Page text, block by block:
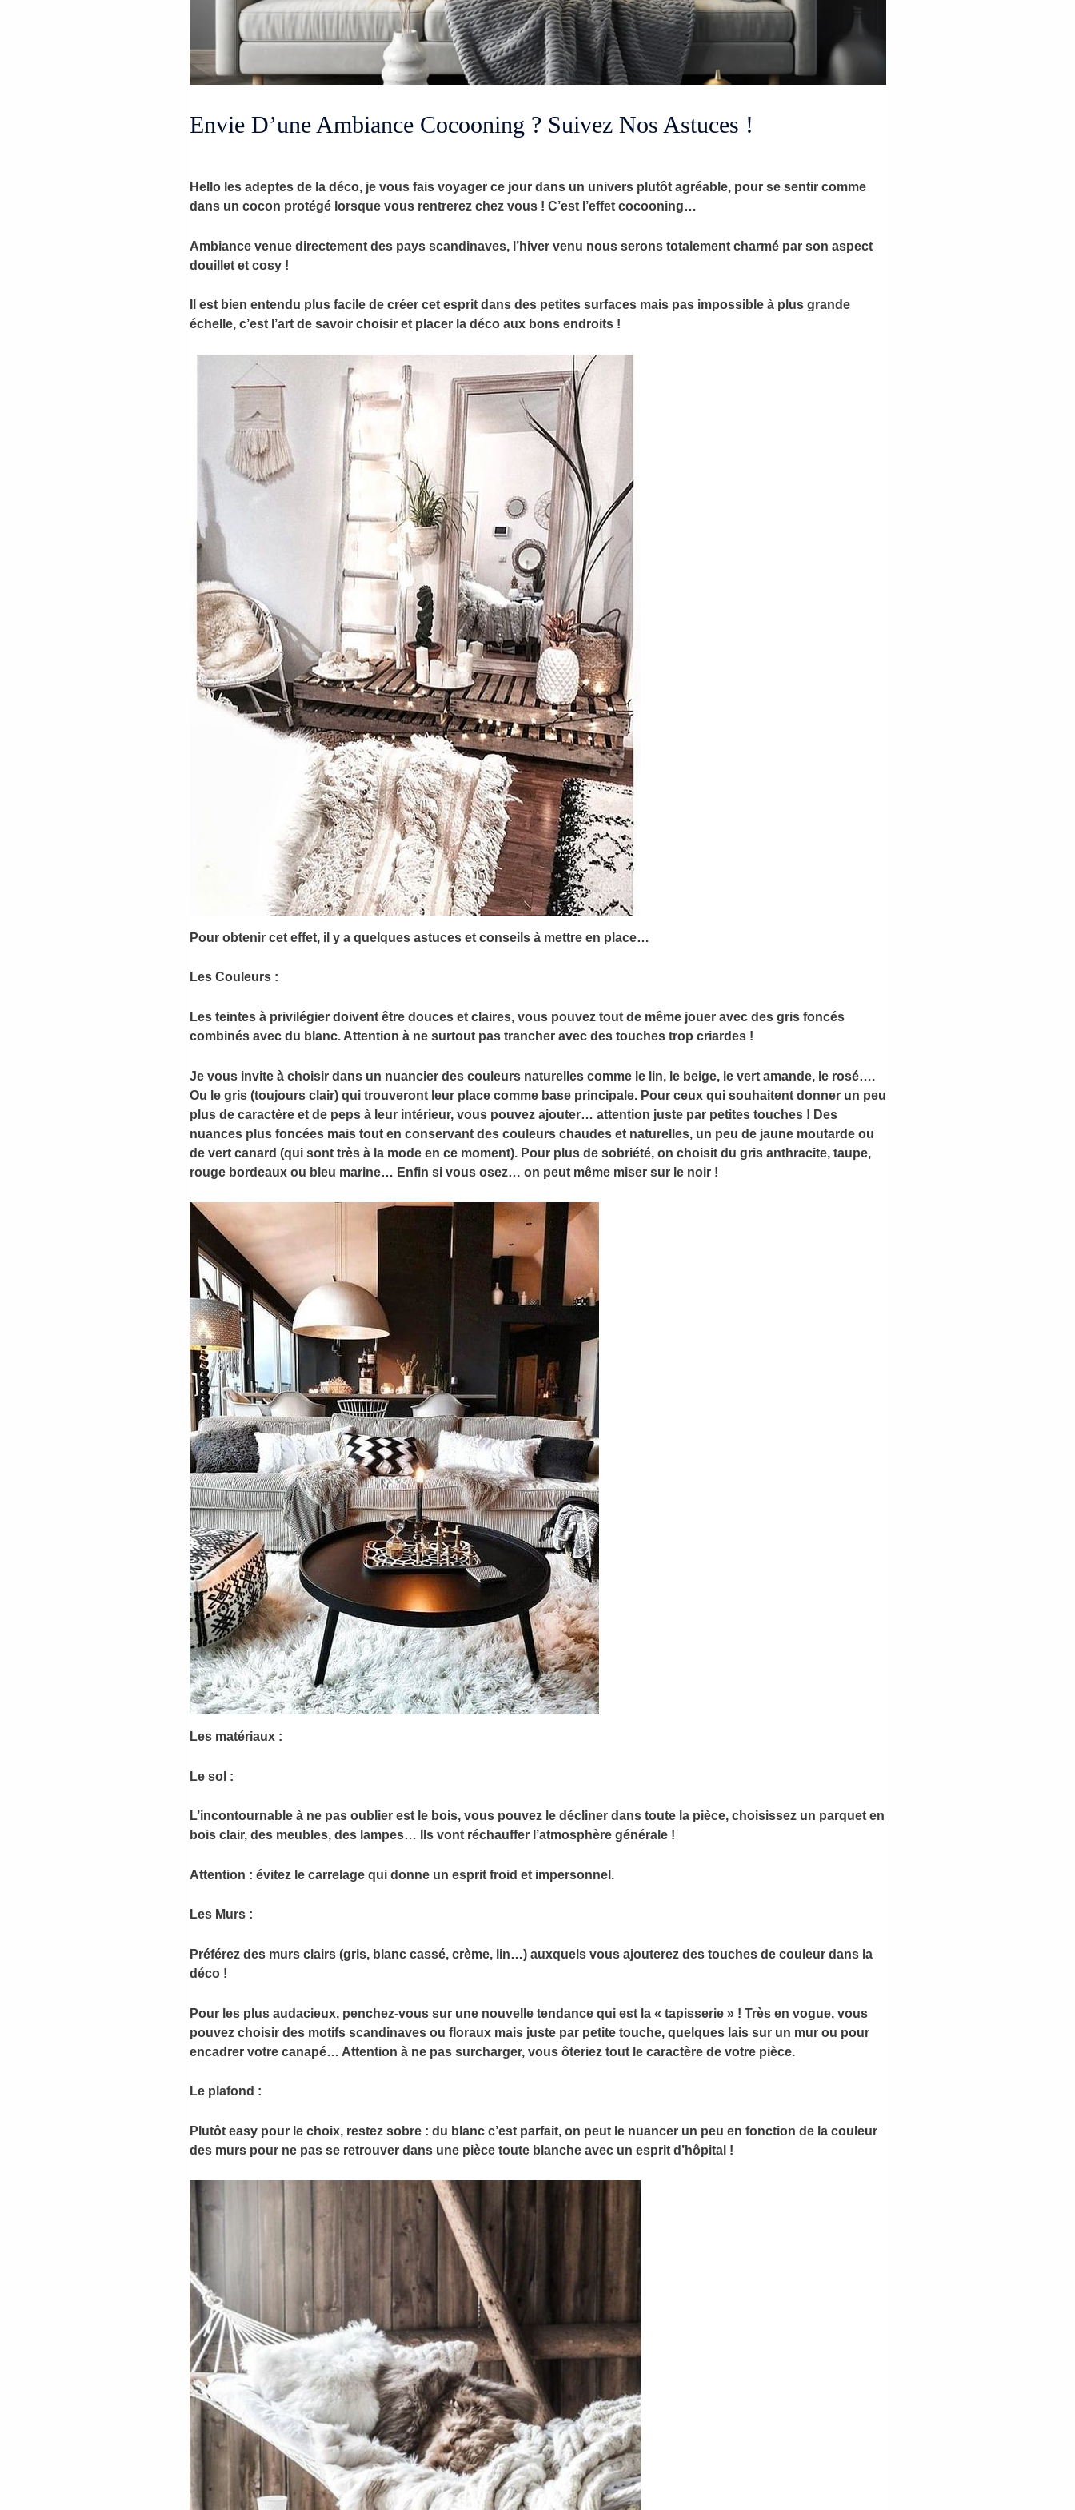
Envie D’une Ambiance Cocooning ? Suivez Nos Astuces !
Hello les adeptes de la déco, je vous fais voyager ce jour dans un univers plutôt agréable, pour se sentir comme
dans un cocon protégé lorsque vous rentrerez chez vous ! C’est l’effet cocooning…
Ambiance venue directement des pays scandinaves, l’hiver venu nous serons totalement charmé par son aspect
douillet et cosy !
Il est bien entendu plus facile de créer cet esprit dans des petites surfaces mais pas impossible à plus grande
échelle, c’est l’art de savoir choisir et placer la déco aux bons endroits !
Pour obtenir cet effet, il y a quelques astuces et conseils à mettre en place…
Les Couleurs:
Les teintes à privilégier doivent être douces et claires, vous pouvez tout de même jouer avec des gris foncés
combinés avec du blanc. Attention à ne surtout pas trancher avec des touches trop criardes !
Je vous invite à choisir dans un nuancier des couleurs naturelles comme le lin, le beige, le vert amande, le rosé….
Ou le gris (toujours clair) qui trouveront leur place comme base principale. Pour ceux qui souhaitent donner un peu
plus de caractère et de peps à leur intérieur, vous pouvez ajouter… attention juste par petites touches ! Des
nuances plus foncées mais tout en conservant des couleurs chaudes et naturelles, un peu de jaune moutarde ou
de vert canard (qui sont très à la mode en ce moment). Pour plus de sobriété, on choisit du gris anthracite, taupe,
rouge bordeaux ou bleu marine… Enfin si vous osez… on peut même miser sur le noir !
Les matériaux :
Le sol :
L’incontournable à ne pas oublier est le bois, vous pouvez le décliner dans toute la pièce, choisissez un parquet en
bois clair, des meubles, des lampes… Ils vont réchauffer l’atmosphère générale !
Attention : évitez le carrelage qui donne un esprit froid et impersonnel.
Les Murs :
Préférez des murs clairs (gris, blanc cassé, crème, lin…) auxquels vous ajouterez des touches de couleur dans la
déco !
Pour les plus audacieux, penchez-vous sur une nouvelle tendance qui est la « tapisserie » ! Très en vogue, vous
pouvez choisir des motifs scandinaves ou floraux mais juste par petite touche, quelques lais sur un mur ou pour
encadrer votre canapé… Attention à ne pas surcharger, vous ôteriez tout le caractère de votre pièce.
Le plafond :
Plutôt easy pour le choix, restez sobre : du blanc c’est parfait, on peut le nuancer un peu en fonction de la couleur
des murs pour ne pas se retrouver dans une pièce toute blanche avec un esprit d’hôpital !